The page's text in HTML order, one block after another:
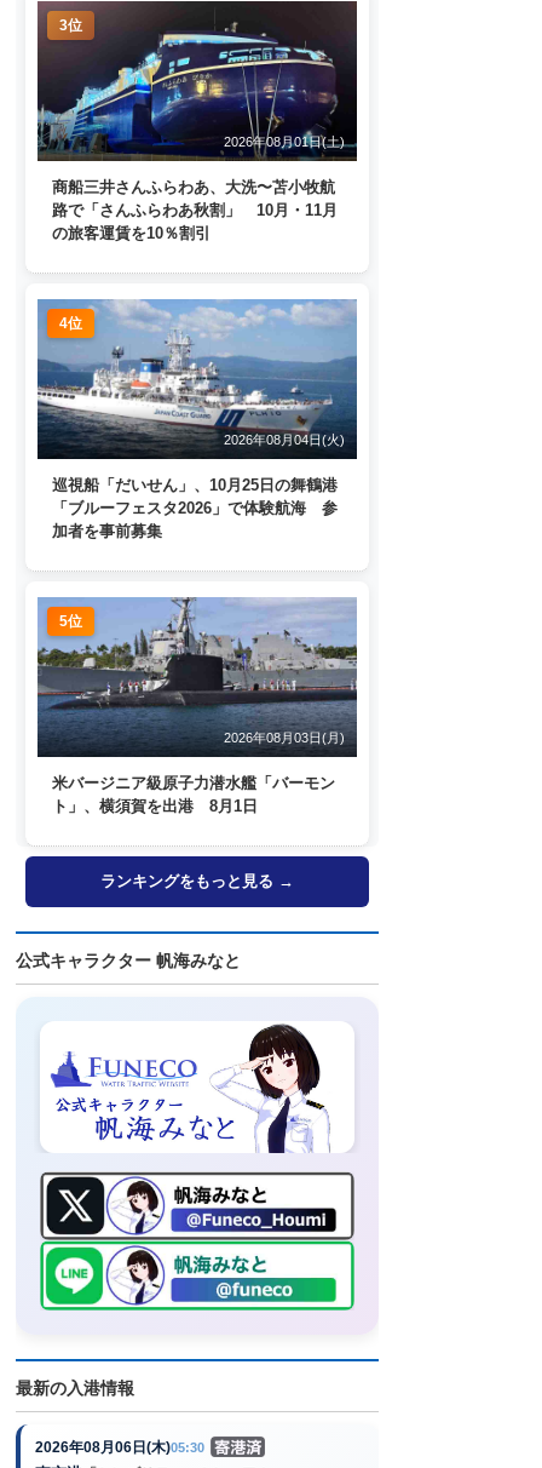
3位
2026年08月01日(土)
商船三井さんふらわあ、大洗〜苫小牧航
路で「さんふらわあ秋割」 10月・11月
の旅客運賃を10％割引
4位
2026年08月04日(火)
巡視船「だいせん」、10月25日の舞鶴港
「ブルーフェスタ2026」で体験航海 参
加者を事前募集
5位
2026年08月03日(月)
米バージニア級原子力潜水艦「バーモン
ト」、横須賀を出港 8月1日
ランキングをもっと見る →
公式キャラクター 帆海みなと
最新の入港情報
2026年08月06日(木)05:30